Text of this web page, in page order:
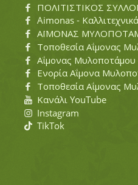
ΠΟΛΙΤΙΣΤΙΚΟΣ
Aimonas -
ΑΪΜΟΝΑΣ
Τοποθεσία Αΐμονας
Αΐμονας Μυλοποτάμου
Ενορία Αΐμονα
Τοποθεσία Αΐμονας
Κανάλι YouTube
Instagram
TikTok